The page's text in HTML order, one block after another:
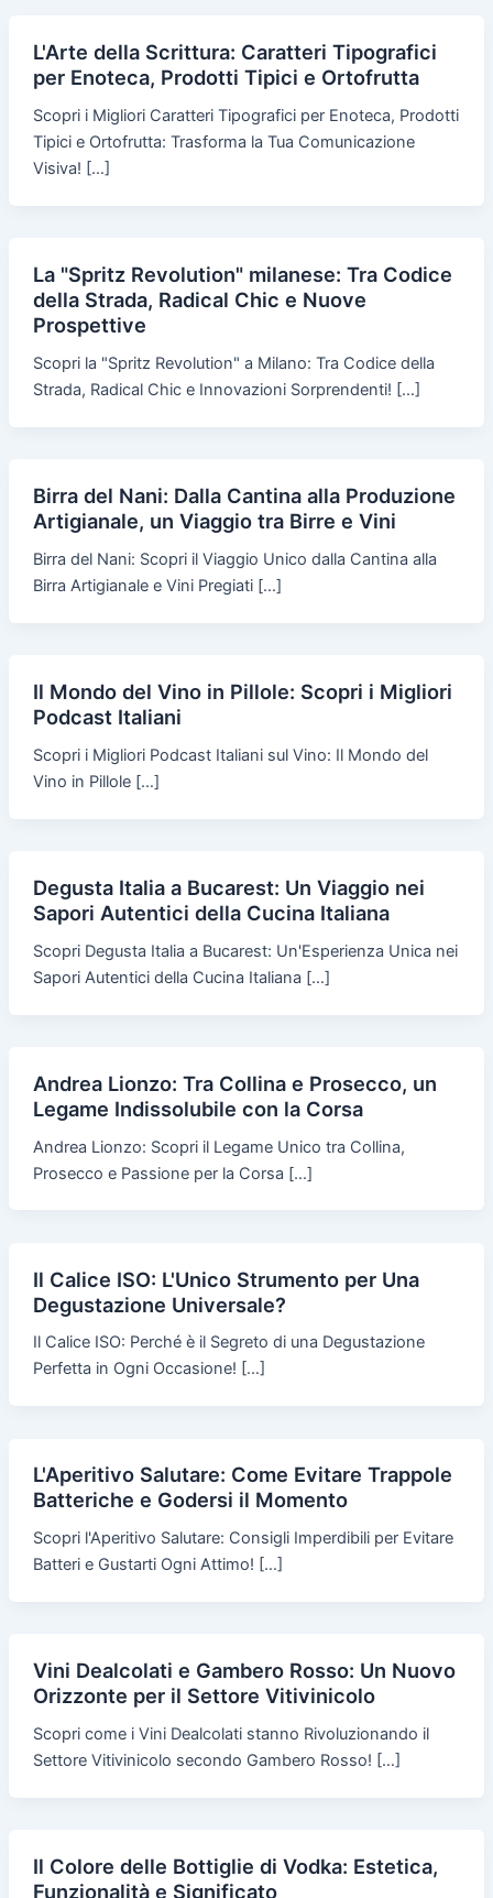
L'Arte della Scrittura: Caratteri Tipografici
per Enoteca, Prodotti Tipici e Ortofrutta
Scopri i Migliori Caratteri Tipografici per Enoteca, Prodotti
Tipici e Ortofrutta: Trasforma la Tua Comunicazione
Visiva! […]
La "Spritz Revolution" milanese: Tra Codice
della Strada, Radical Chic e Nuove
Prospettive
Scopri la "Spritz Revolution" a Milano: Tra Codice della
Strada, Radical Chic e Innovazioni Sorprendenti! […]
Birra del Nani: Dalla Cantina alla Produzione
Artigianale, un Viaggio tra Birre e Vini
Birra del Nani: Scopri il Viaggio Unico dalla Cantina alla
Birra Artigianale e Vini Pregiati […]
Il Mondo del Vino in Pillole: Scopri i Migliori
Podcast Italiani
Scopri i Migliori Podcast Italiani sul Vino: Il Mondo del
Vino in Pillole […]
Degusta Italia a Bucarest: Un Viaggio nei
Sapori Autentici della Cucina Italiana
Scopri Degusta Italia a Bucarest: Un'Esperienza Unica nei
Sapori Autentici della Cucina Italiana […]
Andrea Lionzo: Tra Collina e Prosecco, un
Legame Indissolubile con la Corsa
Andrea Lionzo: Scopri il Legame Unico tra Collina,
Prosecco e Passione per la Corsa […]
Il Calice ISO: L'Unico Strumento per Una
Degustazione Universale?
Il Calice ISO: Perché è il Segreto di una Degustazione
Perfetta in Ogni Occasione! […]
L'Aperitivo Salutare: Come Evitare Trappole
Batteriche e Godersi il Momento
Scopri l'Aperitivo Salutare: Consigli Imperdibili per Evitare
Batteri e Gustarti Ogni Attimo! […]
Vini Dealcolati e Gambero Rosso: Un Nuovo
Orizzonte per il Settore Vitivinicolo
Scopri come i Vini Dealcolati stanno Rivoluzionando il
Settore Vitivinicolo secondo Gambero Rosso! […]
Il Colore delle Bottiglie di Vodka: Estetica,
Funzionalità e Significato